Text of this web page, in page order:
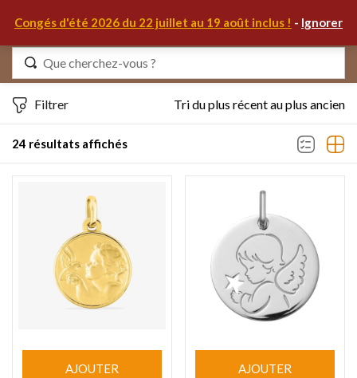
Congés d'été 2026 du 22 juillet au 19 août inclus ! - Ignorer
24 résultats affichés
Filtrer Tri du plus récent au plus ancien
AJOUTER AJOUTER
Identifiez-vous
Mot de passe oublié ?
S'IDENTIFIER
MON COMPTE